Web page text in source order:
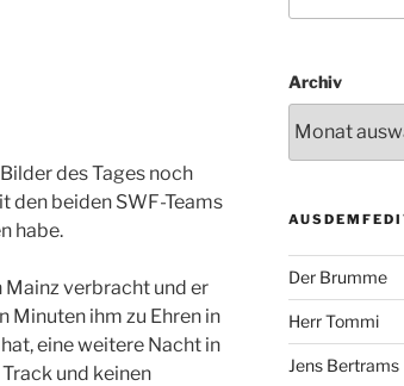
des Tages noch
den beiden SWF-Teams
habe.
Mainz verbracht und er
Minuten ihm zu Ehren in
eine weitere Nacht in
und keinen
Archiv
Der Brumme
Herr Tommi
Jens Bertrams